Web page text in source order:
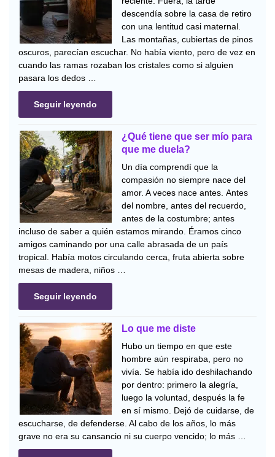
descendía sobre la casa de retiro
con una lentitud casi maternal.
Las montañas, cubiertas de pinos
oscuros, parecían escuchar. No había viento, pero de vez en
cuando las ramas rozaban los cristales como si alguien
pasara los dedos …
Seguir leyendo
¿Qué tiene que ser mío para
que me duela?
Un día comprendí que la
compasión no siempre nace del
amor. A veces nace antes. Antes
del nombre, antes del recuerdo,
antes de la costumbre; antes
incluso de saber a quién estamos mirando. Éramos cinco
amigos caminando por una calle abrasada de un país
tropical. Había motos circulando cerca, fruta abierta sobre
mesas de madera, niños …
Seguir leyendo
Lo que me diste
Hubo un tiempo en que este
hombre aún respiraba, pero no
vivía. Se había ido deshilachando
por dentro: primero la alegría,
luego la voluntad, después la fe
en sí mismo. Dejó de cuidarse, de
escucharse, de defenderse. Al cabo de los años, lo más
grave no era su cansancio ni su cuerpo vencido; lo más …